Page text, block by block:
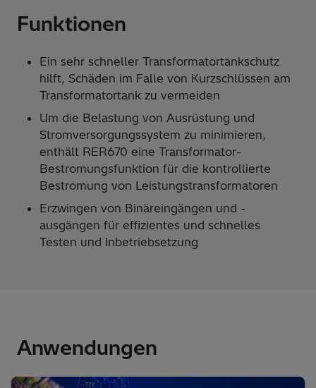
Funktionen
Ein sehr schneller Transformatortankschutz
hilft, Schäden im Falle von Kurzschlüssen am
Transformatortank zu vermeiden
Um die Belastung von Ausrüstung und
Stromversorgungssystem zu minimieren,
enthält RER670 eine Transformator-
Bestromungsfunktion für die kontrollierte
Bestromung von Leistungstransformatoren
Erzwingen von Binäreingängen und -
ausgängen für effizientes und schnelles
Testen und Inbetriebsetzung
Anwendungen